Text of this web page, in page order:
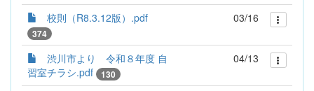
校則（R8.3.12版）.pdf
374
03/16
渋川市より 令和８年度 自
習室チラシ.pdf
130
04/13